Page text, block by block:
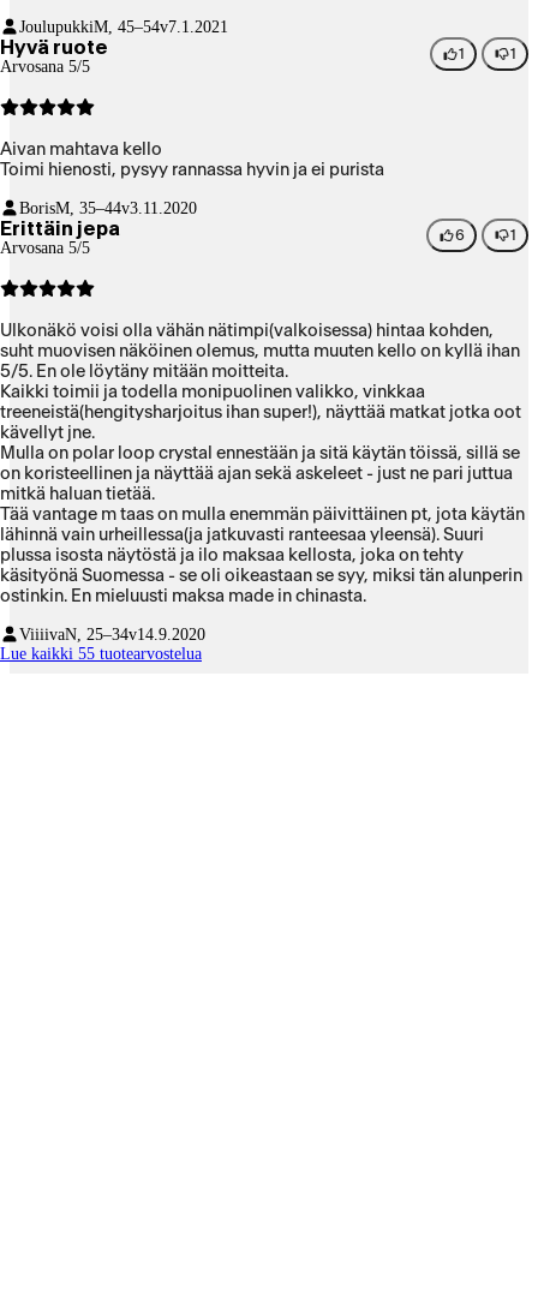
JoulupukkiM, 45–54v7.1.2021
Hyvä ruote
Arvosana 5/5
1 1
Aivan mahtava kello
Toimi hienosti, pysyy rannassa hyvin ja ei purista
BorisM, 35–44v3.11.2020
Erittäin jepa
Arvosana 5/5
6 1
Ulkonäkö voisi olla vähän nätimpi(valkoisessa) hintaa kohden,
suht muovisen näköinen olemus, mutta muuten kello on kyllä ihan
5/5. En ole löytäny mitään moitteita.
Kaikki toimii ja todella monipuolinen valikko, vinkkaa
treeneistä(hengitysharjoitus ihan super!), näyttää matkat jotka oot
kävellyt jne.
Mulla on polar loop crystal ennestään ja sitä käytän töissä, sillä se
on koristeellinen ja näyttää ajan sekä askeleet - just ne pari juttua
mitkä haluan tietää.
Tää vantage m taas on mulla enemmän päivittäinen pt, jota käytän
lähinnä vain urheillessa(ja jatkuvasti ranteesaa yleensä). Suuri
plussa isosta näytöstä ja ilo maksaa kellosta, joka on tehty
käsityönä Suomessa - se oli oikeastaan se syy, miksi tän alunperin
ostinkin. En mieluusti maksa made in chinasta.
ViiiivaN, 25–34v14.9.2020
Lue kaikki 55 tuotearvostelua